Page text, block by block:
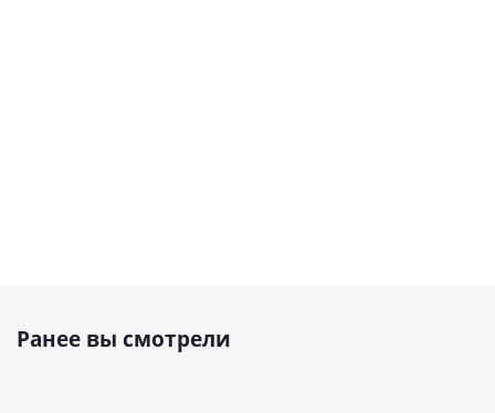
Ранее вы смотрели